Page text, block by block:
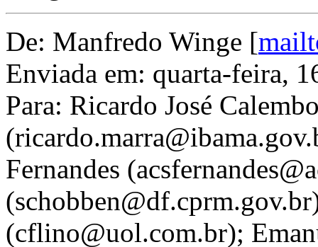
De: Manfredo Winge [
Enviada em: quarta-feira,
Para: Ricardo José
Fernandes
(cflino@uol.com.br);